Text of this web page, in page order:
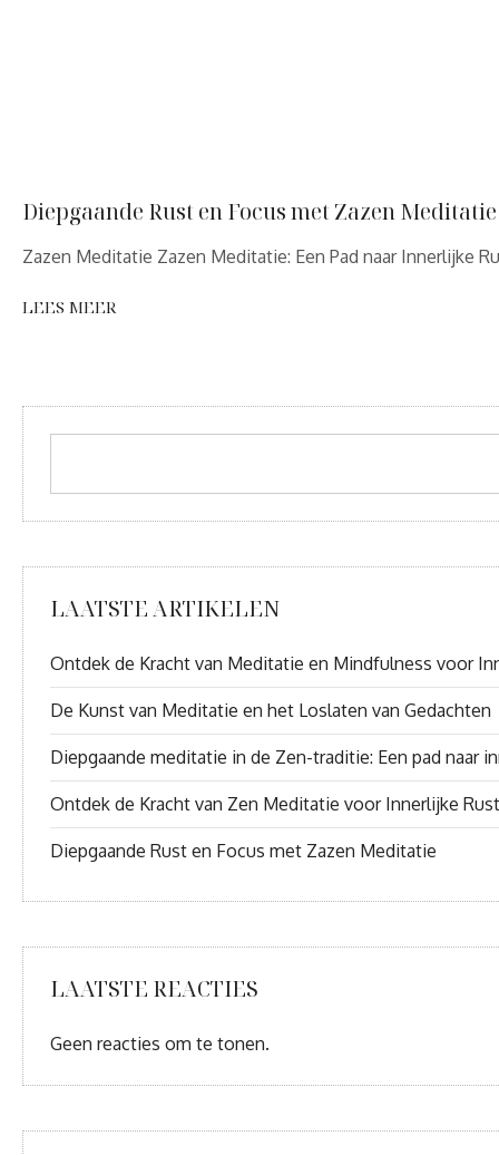
Diepgaande Rust en Focus met Zazen Meditatie
Zazen Meditatie Zazen Meditatie: Een Pad naar Innerlijke
LEES MEER
LAATSTE ARTIKELEN
Ontdek de Kracht van Meditatie en Mindfulness voor
De Kunst van Meditatie en het Loslaten van Gedachten
Diepgaande meditatie in de Zen-traditie: Een pad naar
Ontdek de Kracht van Zen Meditatie voor Innerlijke Rust
Diepgaande Rust en Focus met Zazen Meditatie
LAATSTE REACTIES
Geen reacties om te tonen.